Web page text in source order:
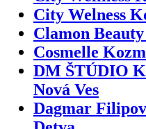
City Welness
Clamon
Cosmelle
DM ŠTÚDIO
Nová Ves
Dagmar